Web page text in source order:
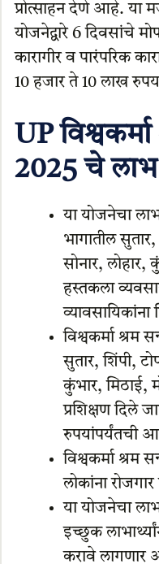
प्रोत्साहन देणे आहे. या
योजनेद्वारे 6 दिवसांचे
कारागीर व पारंपरिक
10 हजार ते 10 लाख
UP
2025 चे लाभ
या योजनेचा लाभ
भागातील
सोनार, लोहार,
हस्तकला
विश्वकर्मा श्रम
सुतार, शिंपी,
कुंभार, मिठाई,
प्रशिक्षण दिले
रुपयांपर्यंतची
विश्वकर्मा श्रम
लोकांना
या योजनेचा
इच्छुक
करावे लागणार